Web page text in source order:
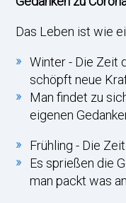
Das Leben ist wie
Winter - Die Zeit
schöpft neue
Man findet zu
eigenen
Frühling - Die
Es sprießen die
man packt was an